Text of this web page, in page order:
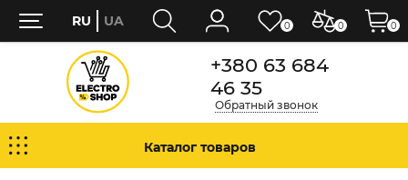
+380 63 684
46 35
Обратный звонок
Каталог товаров
0 0
RU UA 0